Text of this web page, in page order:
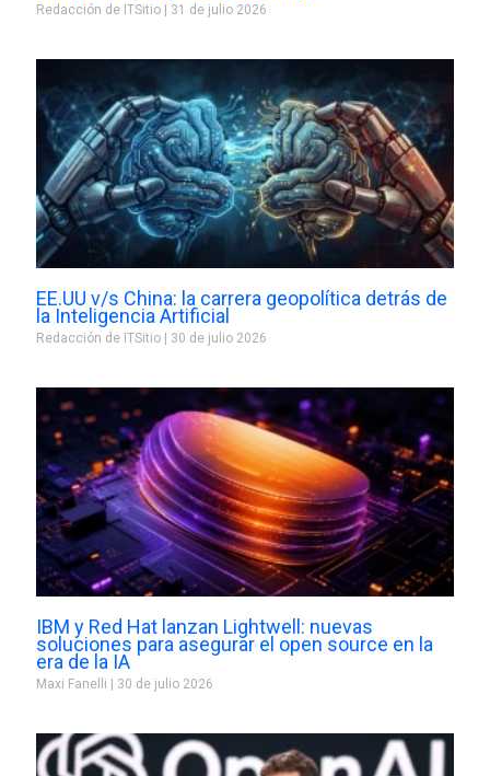
Redacción de ITSitio 31 de julio 2026
EE.UU v/s China: la carrera geopolítica detrás de
la Inteligencia Artificial
Redacción de ITSitio 30 de julio 2026
IBM y Red Hat lanzan Lightwell: nuevas
soluciones para asegurar el open source en la
era de la IA
Maxi Fanelli 30 de julio 2026